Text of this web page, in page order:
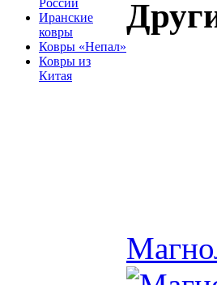
России
Иранские
ковры
Ковры «Непал»
Ковры из
Китая